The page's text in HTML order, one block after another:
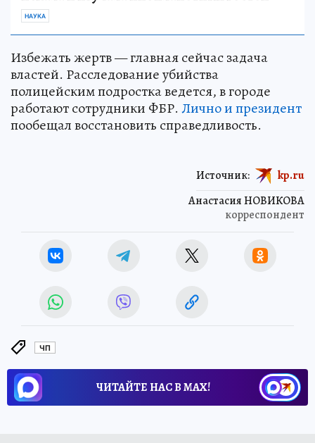
НАУКА
Избежать жертв — главная сейчас задача
властей. Расследование убийства
полицейским подростка ведется, в городе
работают сотрудники ФБР. Лично и президент
пообещал восстановить справедливость.
Анастасия НОВИКОВА
корреспондент
Источник: kp.ru
ЧП
ЧИТАЙТЕ НАС В МАХ!